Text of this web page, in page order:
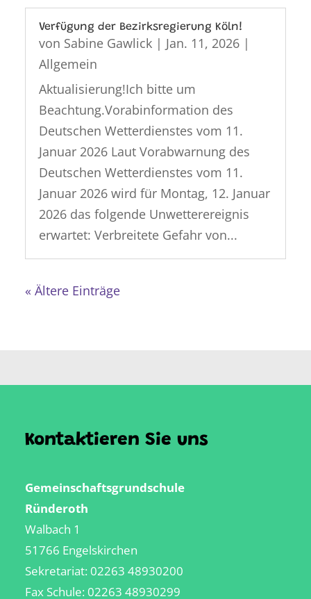
Verfügung der Bezirksregierung Köln!
von Sabine Gawlick| Jan. 11, 2026|
Allgemein
Aktualisierung!Ich bitte um
Beachtung.Vorabinformation des
Deutschen Wetterdienstes vom 11.
Januar 2026 Laut Vorabwarnung des
Deutschen Wetterdienstes vom 11.
Januar 2026 wird für Montag, 12. Januar
2026 das folgende Unwetterereignis
erwartet: Verbreitete Gefahr von...
« Ältere Einträge
Kontaktieren Sie uns
Gemeinschaftsgrundschule
Ründeroth
Walbach 1
51766 Engelskirchen
Sekretariat: 02263 48930200
Fax Schule: 02263 48930299